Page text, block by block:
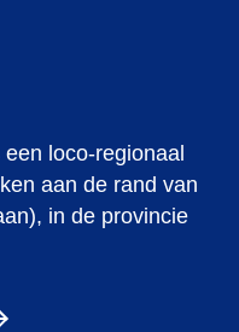
loco-regionaal
aan de rand van
in de provincie